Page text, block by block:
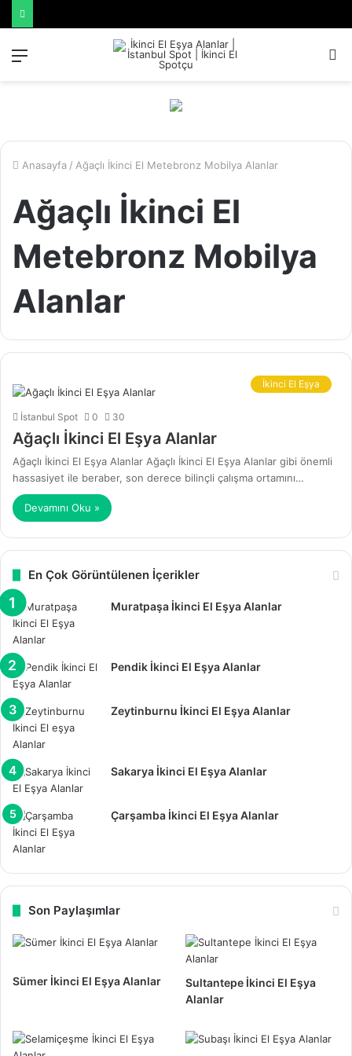
Anasayfa / Ağaçlı İkinci El Metebronz Mobilya Alanlar
Ağaçlı İkinci El
Metebronz Mobilya
Alanlar
İkinci El Eşya
İstanbul Spot 0 30
Ağaçlı İkinci El Eşya Alanlar
Ağaçlı İkinci El Eşya Alanlar Ağaçlı İkinci El Eşya Alanlar gibi önemli
hassasiyet ile beraber, son derece bilinçli çalışma ortamını…
Devamını Oku »
En Çok Görüntülenen İçerikler
Muratpaşa İkinci El Eşya Alanlar
Pendik İkinci El Eşya Alanlar
Zeytinburnu İkinci El Eşya Alanlar
Sakarya İkinci El Eşya Alanlar
Çarşamba İkinci El Eşya Alanlar
Son Paylaşımlar
Sümer İkinci El Eşya Alanlar
Sultantepe İkinci El Eşya
Alanlar